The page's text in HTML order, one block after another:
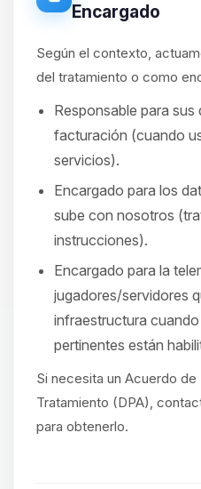
Encargado
Según el contexto,
del tratamiento o como
Responsable para
facturación (cuando
servicios).
Encargado para los
sube con nosotros
instrucciones).
Encargado para la
jugadores/servidores
infraestructura
pertinentes están
Si necesita un Acuerdo de
Tratamiento (DPA),
para obtenerlo.